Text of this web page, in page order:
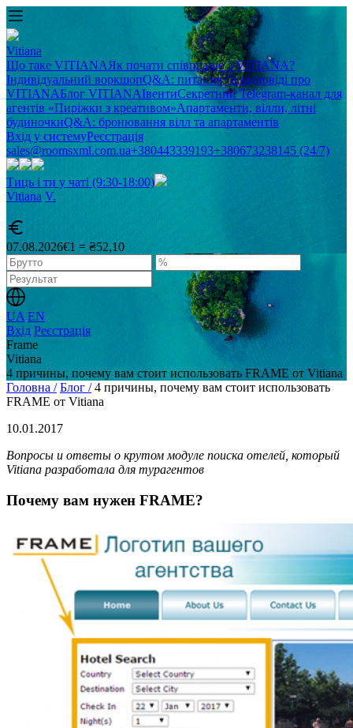
Vitiana
Що таке VITIANAЯк почати співпрацю з VITIANA?
Індивідуальний воркшопQ&A: питання та відповіді про
VITIANAБлог VITIANAІвентиСекретний Telegram-канал для
агентів «Пиріжки з креативом»Апартаменти, вілли, літні
будиночкиQ&A: бронювання вілл та апартаментів
Вхід у системуРеєстрація
sales@roomsxml.com.ua+380443339193+380673238145 (24/7)
Тиць і ти у чаті (9:30-18:00)
Vitiana V.
07.08.2026€1 = ₴52,10
UA EN
Вхід Реєстрація
Frame
Vitiana
4 причины, почему вам стоит использовать FRAME от Vitiana
Головна / Блог / 4 причины, почему вам стоит использовать
FRAME от Vitiana
10.01.2017
Вопросы и ответы о крутом модуле поиска отелей, который
Vitiana разработала для турагентов
Почему вам нужен FRAME?